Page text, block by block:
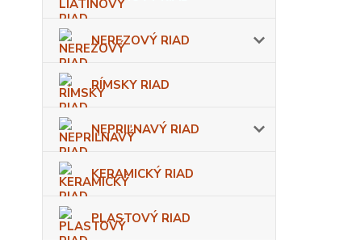
NEREZOVÝ RIAD
RÍMSKY RIAD
NEPRIĽNAVÝ RIAD
KERAMICKÝ RIAD
PLASTOVÝ RIAD